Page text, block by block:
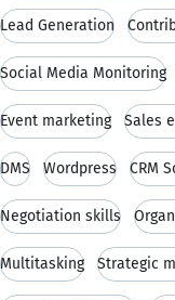
Lead Generation
Social Media Monitoring
Event marketing Sales
DMS Wordpress CRM
Negotiation skills
Multitasking Strategic